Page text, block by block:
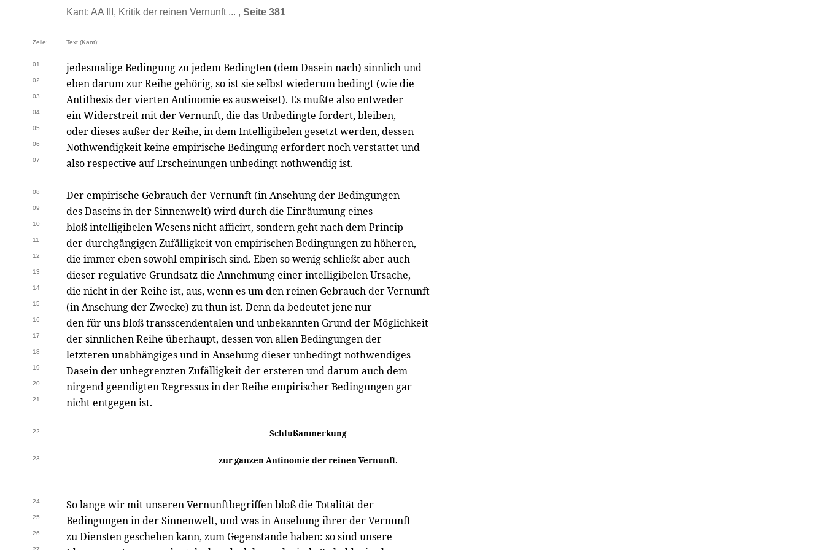
Kant: AA III, Kritik der reinen Vernunft ... , Seite 381
Zeile: Text (Kant):
01 jedesmalige Bedingung zu jedem Bedingten (dem Dasein nach) sinnlich und
02 eben darum zur Reihe gehörig, so ist sie selbst wiederum bedingt (wie die
03 Antithesis der vierten Antinomie es ausweiset). Es mußte also entweder
04 ein Widerstreit mit der Vernunft, die das Unbedingte fordert, bleiben,
05 oder dieses außer der Reihe, in dem Intelligibelen gesetzt werden, dessen
06 Nothwendigkeit keine empirische Bedingung erfordert noch verstattet und
07 also respective auf Erscheinungen unbedingt nothwendig ist.
08 Der empirische Gebrauch der Vernunft (in Ansehung der Bedingungen
09 des Daseins in der Sinnenwelt) wird durch die Einräumung eines
10 bloß intelligibelen Wesens nicht afficirt, sondern geht nach dem Princip
11 der durchgängigen Zufälligkeit von empirischen Bedingungen zu höheren,
12 die immer eben sowohl empirisch sind. Eben so wenig schließt aber auch
13 dieser regulative Grundsatz die Annehmung einer intelligibelen Ursache,
14 die nicht in der Reihe ist, aus, wenn es um den reinen Gebrauch der Vernunft
15 (in Ansehung der Zwecke) zu thun ist. Denn da bedeutet jene nur
16 den für uns bloß transscendentalen und unbekannten Grund der Möglichkeit
17 der sinnlichen Reihe überhaupt, dessen von allen Bedingungen der
18 letzteren unabhängiges und in Ansehung dieser unbedingt nothwendiges
19 Dasein der unbegrenzten Zufälligkeit der ersteren und darum auch dem
20 nirgend geendigten Regressus in der Reihe empirischer Bedingungen gar
21 nicht entgegen ist.
22 Schlußanmerkung
23 zur ganzen Antinomie der reinen Vernunft.
24 So lange wir mit unseren Vernunftbegriffen bloß die Totalität der
25 Bedingungen in der Sinnenwelt, und was in Ansehung ihrer der Vernunft
26 zu Diensten geschehen kann, zum Gegenstande haben: so sind unsere